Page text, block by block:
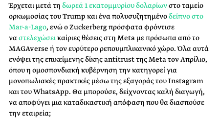
Έρχεται μετά τη δωρεά 1 εκατομμυρίου δολαρίωνστο ταμείο
ορκωμοσίας του Trump και ένα πολυσυζητημένοδείπνο στο
Mar-a-Lago, ενώ ο Zuckerberg πρόσφατα φρόντισε
ναστελεχώσεικαίριες θέσεις στη Meta με πρόσωπα από το
MAGAverse ή τον ευρύτερο ρεπουμπλικανικό χώρο. Όλα αυτά
ενόψει της επικείμενης δίκης antitrust της Meta τον Απρίλιο,
όπου η ομοσπονδιακή κυβέρνηση την κατηγορεί για
μονοπωλιακές πρακτικές μέσω της εξαγοράς του Instagram
και του WhatsApp. Θα μπορούσε, δείχνοντας καλή διαγωγή,
να αποφύγει μια καταδικαστική απόφαση που θα διασπούσε
την εταιρεία;